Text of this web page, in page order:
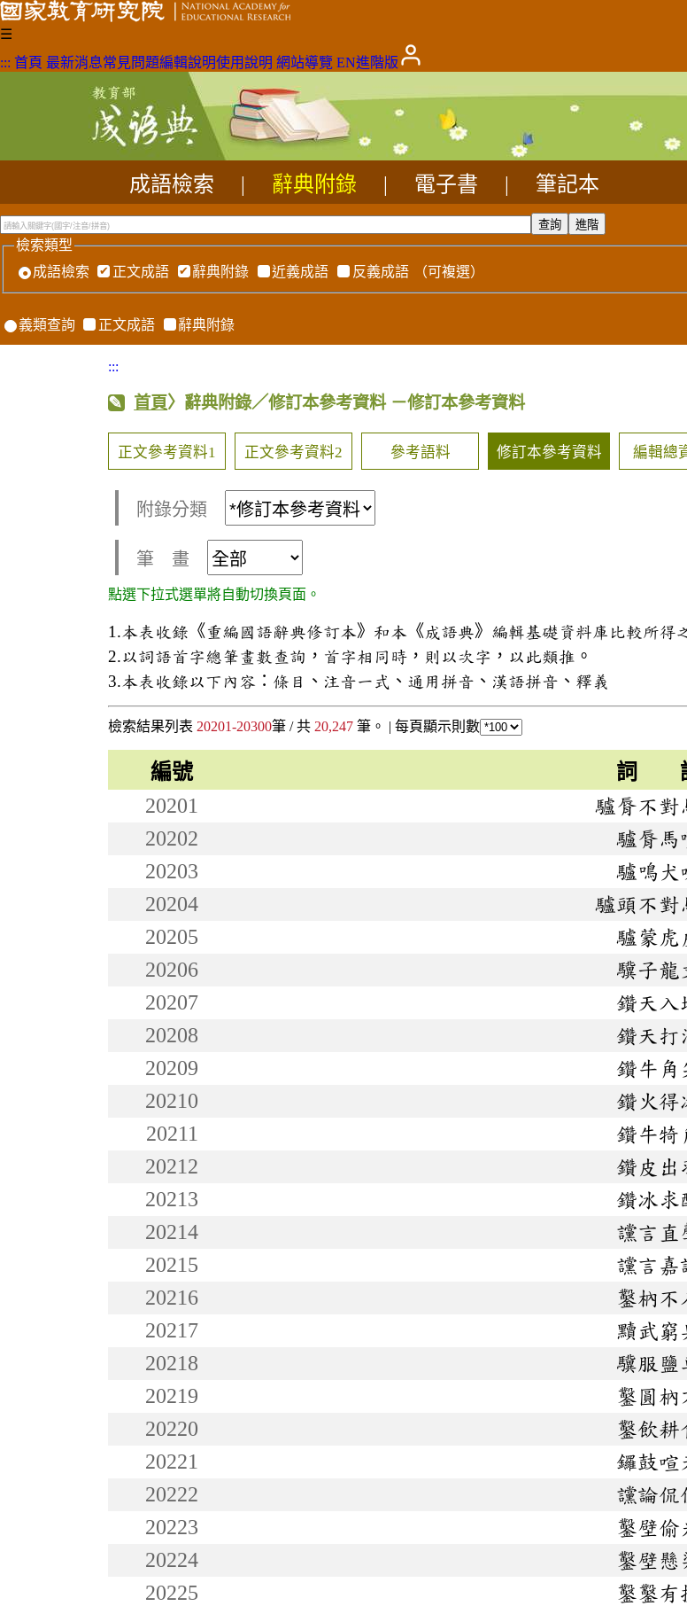
☰
::: 首頁 最新消息常見問題編輯說明使用說明 網站導覽 EN進階版
成語檢索 辭典附錄 電子書 筆記本
檢索類型
成語檢索
正文成語 辭典附錄 近義成語 反義成語 （可複選）
義類查詢 正文成語 辭典附錄
:::
首頁〉辭典附錄／修訂本參考資料 －修訂本參考資料
正文參考資料1 正文參考資料2 參考語料 修訂本參考資料 編輯總
附錄分類
筆 畫
點選下拉式選單將自動切換頁面。
1.本表收錄《重編國語辭典修訂本》和本《成語典》編輯基礎資料庫比較所得
2.以詞語首字總筆畫數查詢，首字相同時，則以次字，以此類推。
3.本表收錄以下內容：條目、注音一式、通用拼音、漢語拼音、釋義
檢索結果列表 20201-20300筆 / 共 20,247 筆。 | 每頁顯示則數
編號
詞
20201
驢脣不對
20202
驢脣馬
20203
驢鳴犬
20204
驢頭不對
20205
驢蒙虎
20206
驥子龍
20207
鑽天入
20208
鑽天打
20209
鑽牛角
20210
鑽火得
20211
鑽牛犄
20212
鑽皮出
20213
鑽冰求
20214
讜言直
20215
讜言嘉
20216
鑿枘不
20217
黷武窮
20218
驥服鹽
20219
鑿圓枘
20220
鑿飲耕
20221
鑼鼓喧
20222
讜論侃
20223
鑿壁偷
20224
鑿壁懸
20225
鑿鑿有